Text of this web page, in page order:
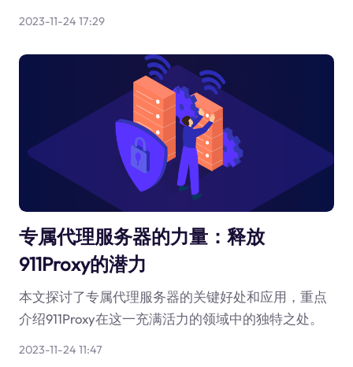
2023-11-24 17:29
专属代理服务器的力量：释放
911Proxy的潜力
本文探讨了专属代理服务器的关键好处和应用，重点
介绍911Proxy在这一充满活力的领域中的独特之处。
2023-11-24 11:47